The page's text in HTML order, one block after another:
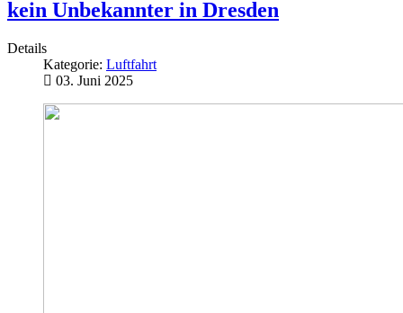
kein Unbekannter in Dresden
Details
Kategorie: Luftfahrt
03. Juni 2025